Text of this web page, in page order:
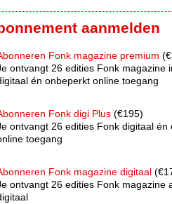
aanmelden
Fonk magazine premium
ontvangt 26 edities Fonk magazine
én onbeperkt online toegang
Fonk digi Plus (€195)
ontvangt 26 edities Fonk digitaal én
toegang
Fonk magazine digitaal
ontvangt 26 edities Fonk magazine